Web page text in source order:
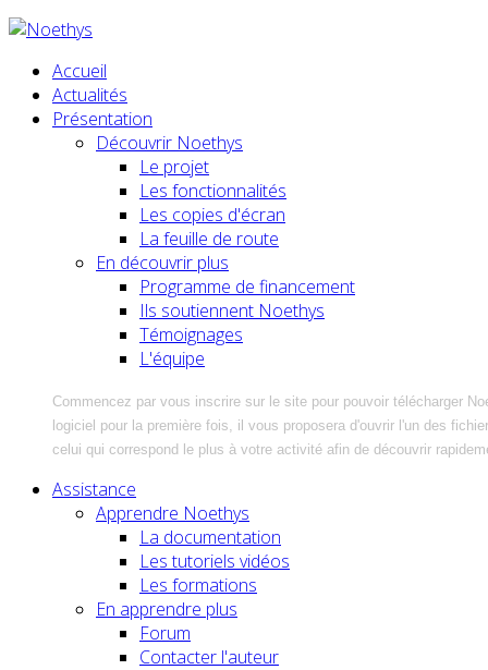
Accueil
Actualités
Présentation
Découvrir Noethys
Le projet
Les fonctionnalités
Les copies d'écran
La feuille de route
En découvrir plus
Programme de financement
Ils soutiennent Noethys
Témoignages
L'équipe
Commencez par vous inscrire sur le site pour pouvoir télécharger
logiciel pour la première fois, il vous proposera d'ouvrir l'un des
celui qui correspond le plus à votre activité afin de découvrir
Assistance
Apprendre Noethys
La documentation
Les tutoriels vidéos
Les formations
En apprendre plus
Forum
Contacter l'auteur